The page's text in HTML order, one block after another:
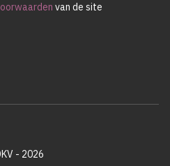
van de site
- 2026